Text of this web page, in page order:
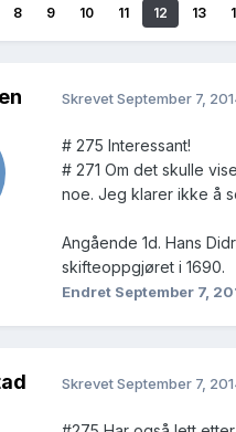
8 9 10 11 12 13
SkrevetSeptember 7,
# 275 Interessant!
# 271 Om det skulle
noe. Jeg klarer ikke å
Angående 1d. Hans
skifteoppgjøret i 1690.
Endret September 7,
SkrevetSeptember 7,